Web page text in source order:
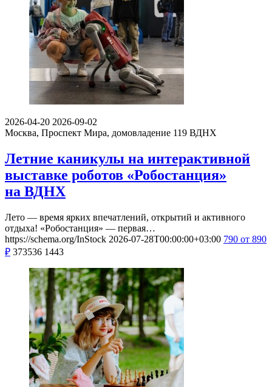
2026-04-20 2026-09-02
Москва, Проспект Мира, домовладение 119 ВДНХ
Летние каникулы на интерактивной
выставке роботов «Робостанция»
на ВДНХ
Лето — время ярких впечатлений, открытий и активного
отдыха! «Робостанция» — первая…
https://schema.org/InStock 2026-07-28T00:00:00+03:00 790 от 890
₽ 373536 1443